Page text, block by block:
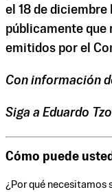
el 18 de
públicamente que
emitidos por el
Con información
Siga a Eduardo
Cómo puede
¿Por qué necesitamos